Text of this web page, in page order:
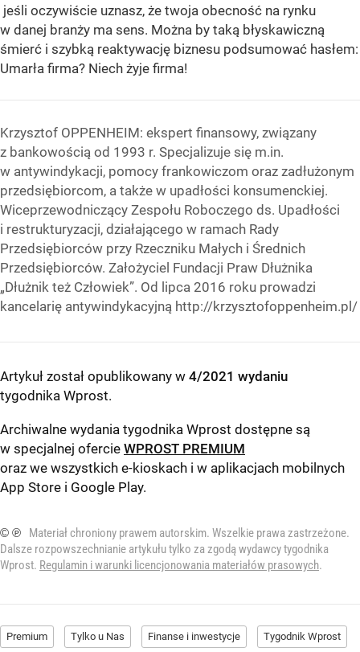
jeśli oczywiście uznasz, że twoja obecność na rynku
w danej branży ma sens. Można by taką błyskawiczną
śmierć i szybką reaktywację biznesu podsumować hasłem:
Umarła firma? Niech żyje firma!
Krzysztof OPPENHEIM: ekspert finansowy, związany
z bankowością od 1993 r. Specjalizuje się m.in.
w antywindykacji, pomocy frankowiczom oraz zadłużonym
przedsiębiorcom, a także w upadłości konsumenckiej.
Wiceprzewodniczący Zespołu Roboczego ds. Upadłości
i restrukturyzacji, działającego w ramach Rady
Przedsiębiorców przy Rzeczniku Małych i Średnich
Przedsiębiorców. Założyciel Fundacji Praw Dłużnika
„Dłużnik też Człowiek”. Od lipca 2016 roku prowadzi
kancelarię antywindykacyjną http://krzysztofoppenheim.pl/
Artykuł został opublikowany w 4/2021 wydaniu
tygodnika Wprost.
Archiwalne wydania tygodnika Wprost dostępne są
w specjalnej ofercie WPROST PREMIUM
oraz we wszystkich e-kioskach i w aplikacjach mobilnych
App Store i Google Play.
© ℗
Materiał chroniony prawem autorskim. Wszelkie prawa zastrzeżone.
Dalsze rozpowszechnianie artykułu tylko za zgodą wydawcy tygodnika
Wprost. Regulamin i warunki licencjonowania materiałów prasowych.
Premium Tylko u Nas Finanse i inwestycje Tygodnik Wprost